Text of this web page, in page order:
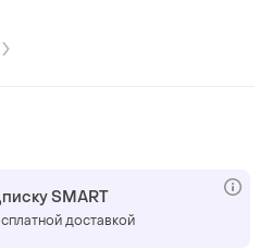
100%
SMART
доставкой